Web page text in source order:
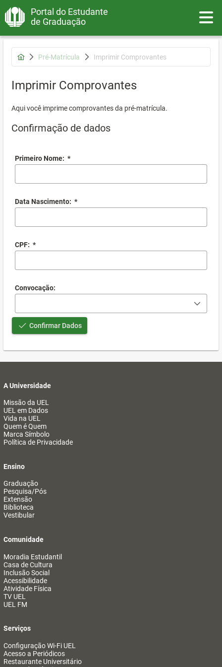
Portal do Estudante
de Graduação
Pré-Matrícula Imprimir Comprovantes
Imprimir Comprovantes
Aqui você imprime comprovantes da pré-matrícula.
Confirmação de dados
Primeiro Nome: *
Data Nascimento: *
CPF: *
Convocação:
Confirmar Dados
A Universidade
Missão da UEL
UEL em Dados
Vida na UEL
Quem é Quem
Marca Símbolo
Política de Privacidade
Ensino
Graduação
Pesquisa/Pós
Extensão
Biblioteca
Vestibular
Comunidade
Moradia Estudantil
Casa de Cultura
Inclusão Social
Acessibilidade
Atividade Física
TV UEL
UEL FM
Serviços
Configuração Wi-Fi UEL
Acesso a Periódicos
Restaurante Universitário